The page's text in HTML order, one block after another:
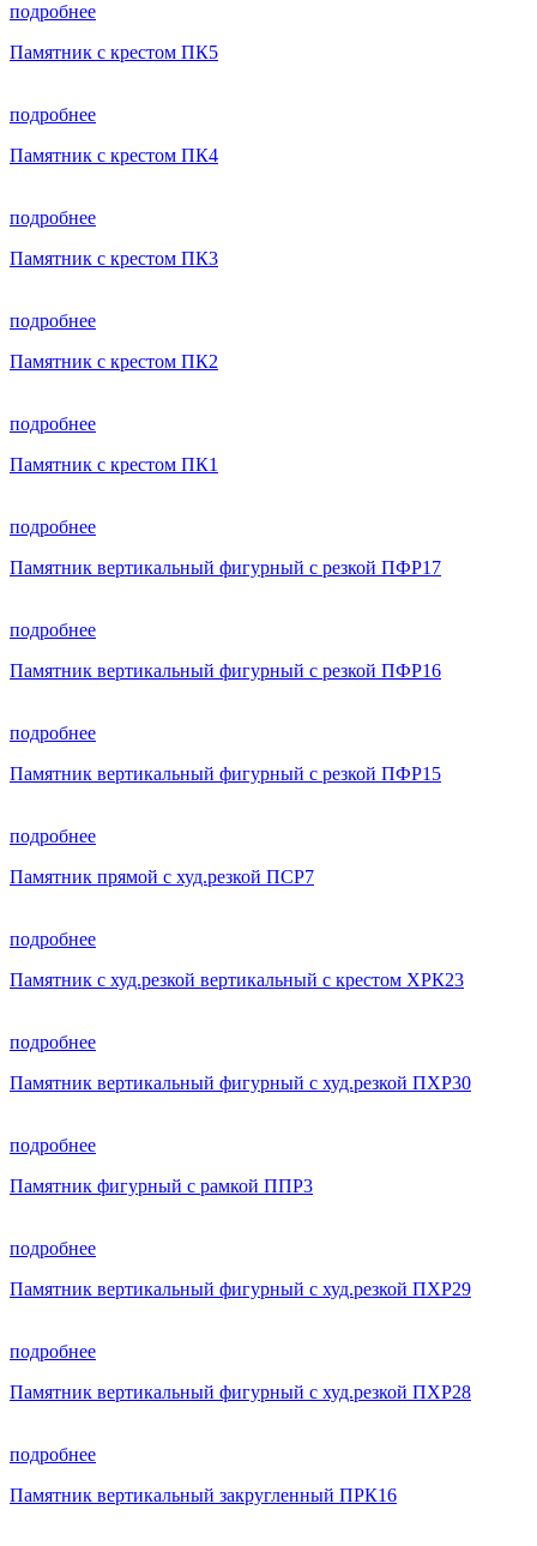
подробнее
Памятник с крестом ПК5
подробнее
Памятник с крестом ПК4
подробнее
Памятник с крестом ПК3
подробнее
Памятник с крестом ПК2
подробнее
Памятник с крестом ПК1
подробнее
Памятник вертикальный фигурный с резкой ПФР17
подробнее
Памятник вертикальный фигурный с резкой ПФР16
подробнее
Памятник вертикальный фигурный с резкой ПФР15
подробнее
Памятник прямой с худ.резкой ПСР7
подробнее
Памятник с худ.резкой вертикальный с крестом ХРК23
подробнее
Памятник вертикальный фигурный с худ.резкой ПХР30
подробнее
Памятник фигурный с рамкой ППР3
подробнее
Памятник вертикальный фигурный с худ.резкой ПХР29
подробнее
Памятник вертикальный фигурный с худ.резкой ПХР28
подробнее
Памятник вертикальный закругленный ПРК16